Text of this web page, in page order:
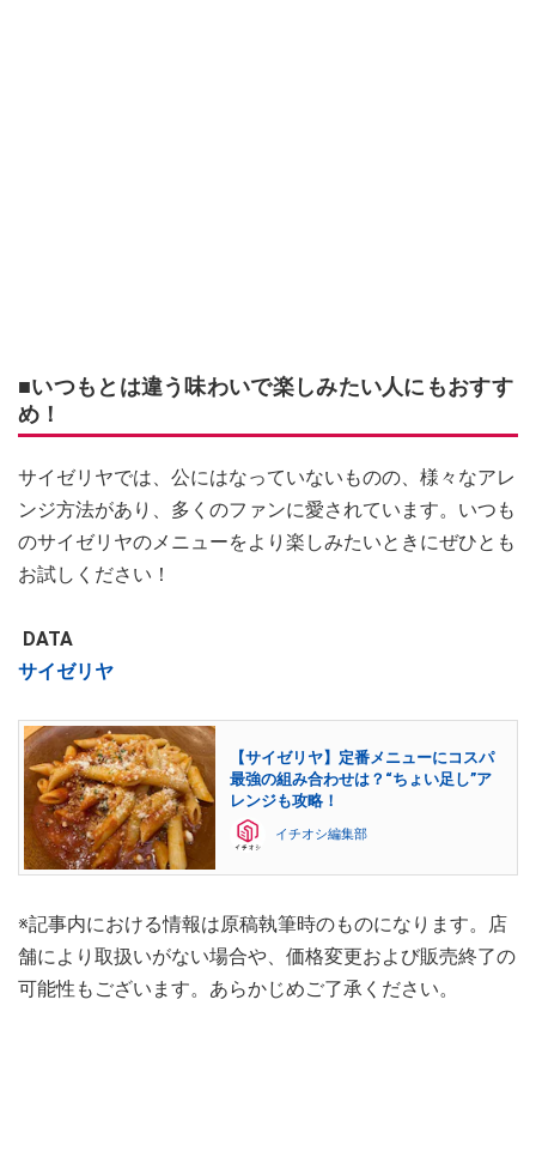
■いつもとは違う味わいで楽しみたい人にもおすす
め！
サイゼリヤでは、公にはなっていないものの、様々なアレ
ンジ方法があり、多くのファンに愛されています。いつも
のサイゼリヤのメニューをより楽しみたいときにぜひとも
お試しください！
DATA
サイゼリヤ
【サイゼリヤ】定番メニューにコスパ
最強の組み合わせは？“ちょい足し”ア
レンジも攻略！
イチオシ編集部
※記事内における情報は原稿執筆時のものになります。店
舗により取扱いがない場合や、価格変更および販売終了の
可能性もございます。あらかじめご了承ください。